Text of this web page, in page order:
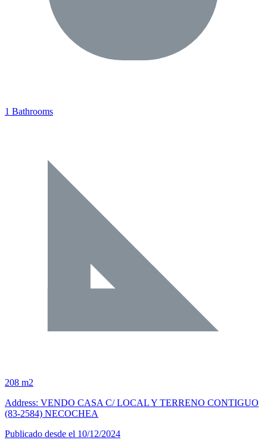
1 Bathrooms
208 m2
Address: VENDO CASA C/ LOCAL Y TERRENO CONTIGUO
(83-2584) NECOCHEA
Publicado desde el 10/12/2024